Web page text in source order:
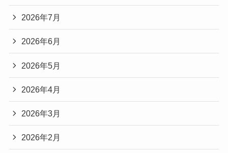
2026年7月
2026年6月
2026年5月
2026年4月
2026年3月
2026年2月